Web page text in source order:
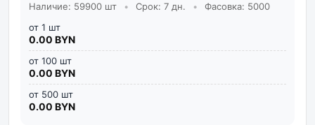
Наличие: 59900 шт • Срок: 7 дн. •
Фасовка: 5000
от 1 шт
0.00 BYN
от 100 шт
0.00 BYN
от 500 шт
0.00 BYN